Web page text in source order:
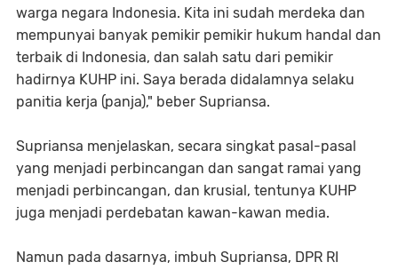
warga negara Indonesia. Kita ini sudah merdeka dan
mempunyai banyak pemikir pemikir hukum handal dan
terbaik di Indonesia, dan salah satu dari pemikir
hadirnya KUHP ini. Saya berada didalamnya selaku
panitia kerja (panja)," beber Supriansa.
Supriansa menjelaskan, secara singkat pasal-pasal
yang menjadi perbincangan dan sangat ramai yang
menjadi perbincangan, dan krusial, tentunya KUHP
juga menjadi perdebatan kawan-kawan media.
Namun pada dasarnya, imbuh Supriansa, DPR RI